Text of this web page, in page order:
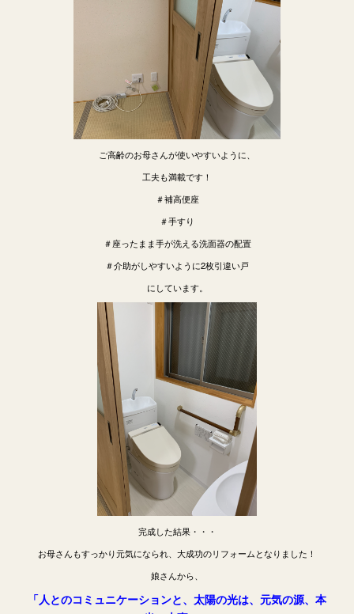
ご高齢のお母さんが使いやすいように、
工夫も満載です！
＃補高便座
＃手すり
＃座ったまま手が洗える洗面器の配置
＃介助がしやすいように2枚引違い戸
にしています。
完成した結果・・・
お母さんもすっかり元気になられ、大成功のリフォームとなりました！
娘さんから、
「人とのコミュニケーションと、太陽の光は、元気の源、本